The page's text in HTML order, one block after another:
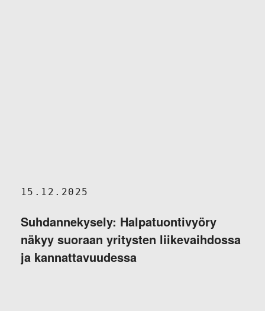
15.12.2025
Suhdannekysely: Halpatuontivyöry
näkyy suoraan yritysten liikevaihdossa
ja kannattavuudessa